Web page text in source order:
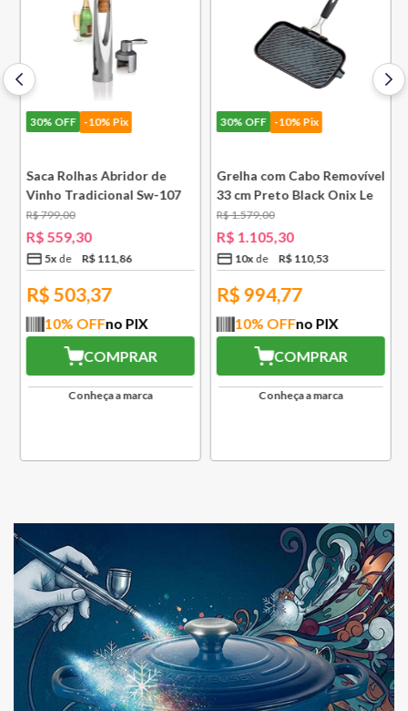
30%OFF -10% Pix
Saca Rolhas Abridor de
Vinho Tradicional Sw-107
Ply Le Creuset
R$799,00
R$ 559,30
5x R$ 111,86
R$ 503,37
10% OFFno PIX
COMPRAR
Conheça a marca
30%OFF -10% Pix
Grelha com Cabo Removível
33 cm Preto Black Onix Le
Creuset
R$1.579,00
R$ 1.105,30
10x R$ 110,53
R$ 994,77
10% OFFno PIX
COMPRAR
Conheça a marca